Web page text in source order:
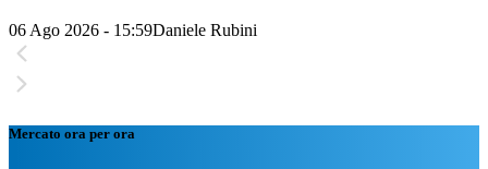
06 Ago 2026 - 15:59Daniele Rubini
Mercato ora per ora